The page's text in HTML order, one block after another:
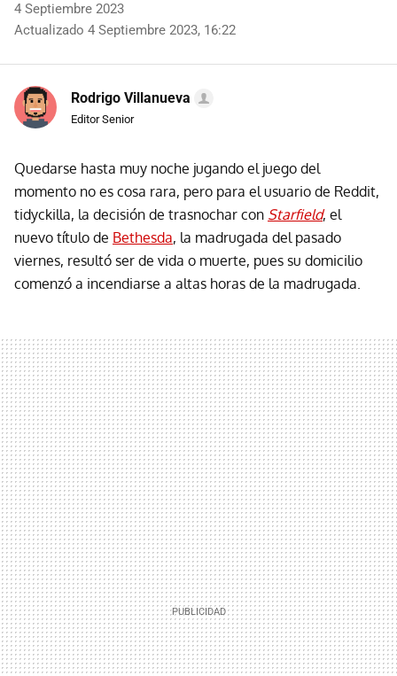
4 Septiembre 2023
Actualizado 4 Septiembre 2023, 16:22
Rodrigo Villanueva
Editor Senior
Quedarse hasta muy noche jugando el juego del
momento no es cosa rara, pero para el usuario de Reddit,
tidyckilla, la decisión de trasnochar con Starfield, el
nuevo título de Bethesda, la madrugada del pasado
viernes, resultó ser de vida o muerte, pues su domicilio
comenzó a incendiarse a altas horas de la madrugada.